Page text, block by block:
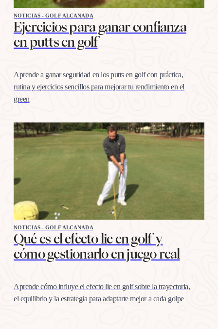
NOTICIAS - GOLF ALCANADA
Ejercicios para ganar confianza
en putts en golf
Aprende a ganar seguridad en los putts en golf con práctica,
rutina y ejercicios sencillos para mejorar tu rendimiento en el
green
NOTICIAS - GOLF ALCANADA
Qué es el efecto lie en golf y
cómo gestionarlo en juego real
Aprende cómo influye el efecto lie en golf sobre la trayectoria,
el equilibrio y la estrategia para adaptarte mejor a cada golpe